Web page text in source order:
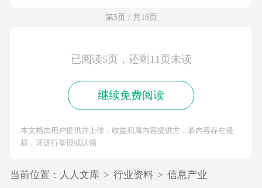
第5页 / 共16页
已阅读5页，还剩11页未读
继续免费阅读
本文档由用户提供并上传，收益归属内容提供方，若内容存在侵
权，请进行举报或认领
当前位置： 人人文库 > 行业资料 > 信息产业